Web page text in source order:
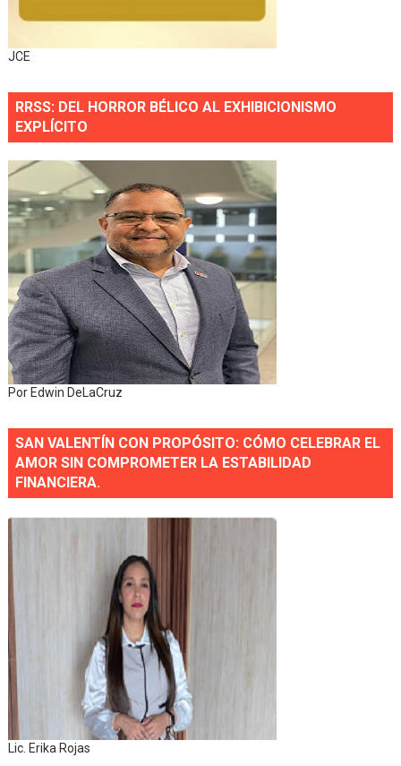
JCE
RRSS: DEL HORROR BÉLICO AL EXHIBICIONISMO
EXPLÍCITO
Por Edwin DeLaCruz
SAN VALENTÍN CON PROPÓSITO: CÓMO CELEBRAR EL
AMOR SIN COMPROMETER LA ESTABILIDAD
FINANCIERA.
Lic. Erika Rojas